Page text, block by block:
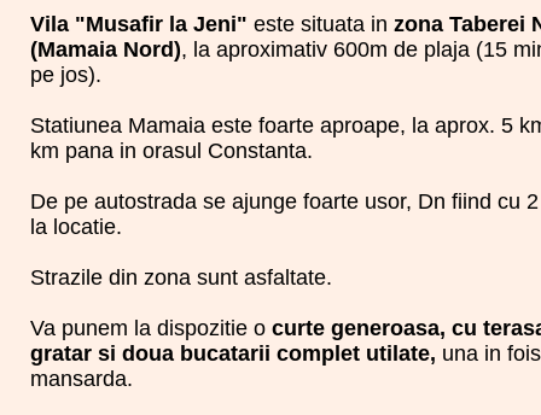
Vila "Musafir la Jeni" este situata in zona Taberei
(Mamaia Nord), la aproximativ 600m de plaja (15
pe jos).
Statiunea Mamaia este foarte aproape, la aprox. 5
km pana in orasul Constanta.
De pe autostrada se ajunge foarte usor, Dn fiind cu
la locatie.
Strazile din zona sunt asfaltate.
Va punem la dispozitie o curte generoasa, cu
gratar si doua bucatarii complet utilate, una in
mansarda.